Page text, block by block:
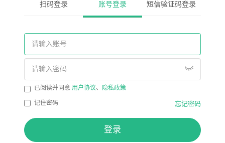
扫码登录 账号登录 短信验证码登录
已阅读并同意 用户协议、 隐私政策
记住密码 忘记密码
登录